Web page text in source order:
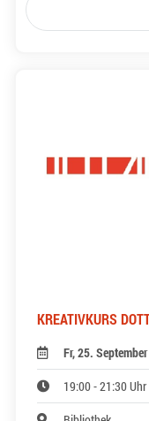
KREATIVKURS
Fr, 25.
19:00 - 21:30 Uhr